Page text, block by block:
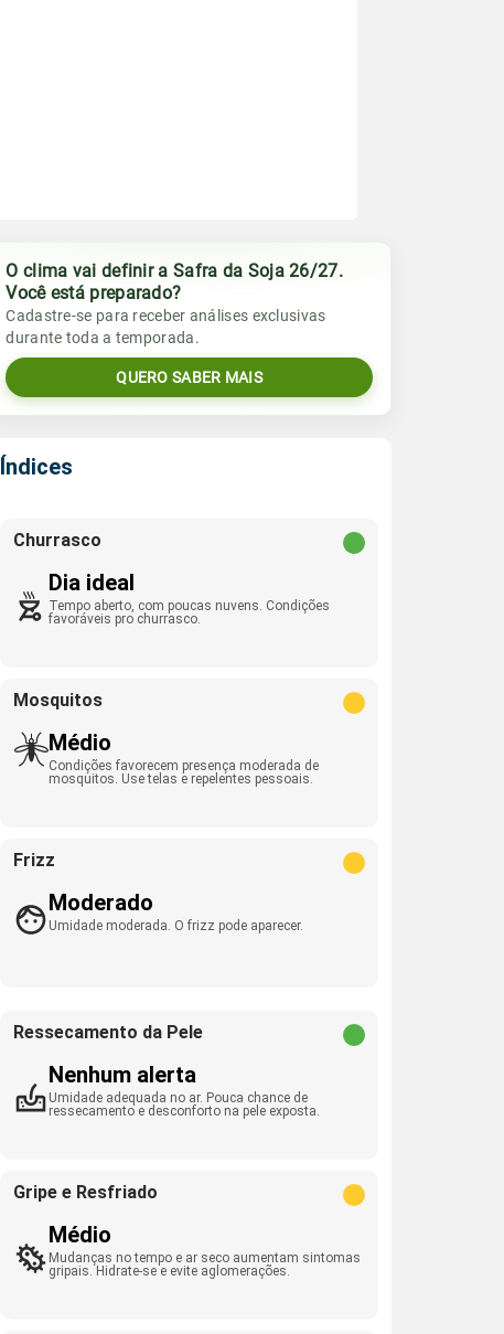
O clima vai definir a Safra da Soja 26/27.
Você está preparado?
Cadastre-se para receber análises exclusivas
durante toda a temporada.
QUERO SABER MAIS
Índices
Churrasco
Dia ideal
Tempo aberto, com poucas nuvens. Condições
favoráveis pro churrasco.
Mosquitos
Médio
Condições favorecem presença moderada de
mosquitos. Use telas e repelentes pessoais.
Frizz
Moderado
Umidade moderada. O frizz pode aparecer.
Ressecamento da Pele
Nenhum alerta
Umidade adequada no ar. Pouca chance de
ressecamento e desconforto na pele exposta.
Gripe e Resfriado
Médio
Mudanças no tempo e ar seco aumentam sintomas
gripais. Hidrate-se e evite aglomerações.